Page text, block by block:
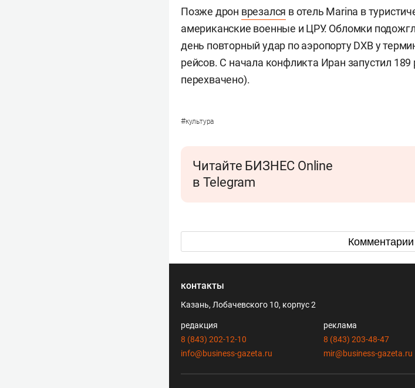
Позже дрон врезался в отель Marina в
американские военные и ЦРУ. Обломки
день повторный удар по аэропорту DXB у
рейсов. С начала конфликта Иран запустил
перехвачено).
#культура
Читайте БИЗНЕС Online
в Telegram
Комментарии
контакты
Казань, Лобачевского 10, корпус 2
редакция
8 (843) 202-12-10
info@business-gazeta.ru
реклама
8 (843) 203-48-47
mir@business-gazeta.ru